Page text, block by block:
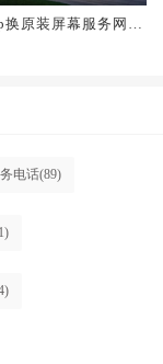
原装屏幕服务网点
电话(89)